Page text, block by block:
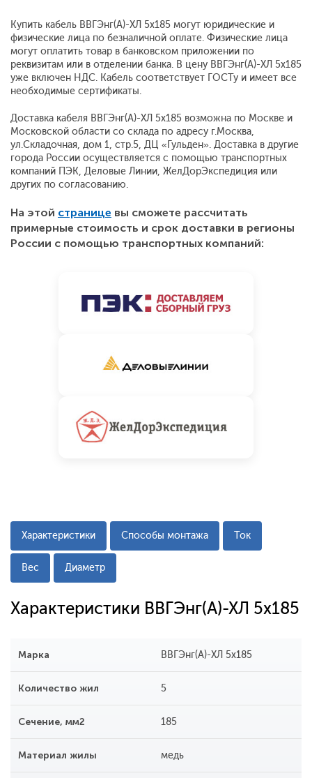
Купить кабель ВВГЭнг(А)-ХЛ 5x185 могут юридические и
физические лица по безналичной оплате. Физические лица
могут оплатить товар в банковском приложении по
реквизитам или в отделении банка. В цену ВВГЭнг(А)-ХЛ 5x185
уже включен НДС. Кабель соответствует ГОСТу и имеет все
необходимые сертификаты.
Доставка кабеля ВВГЭнг(А)-ХЛ 5x185 возможна по Москве и
Московской области со склада по адресу г.Москва,
ул.Складочная, дом 1, стр.5, ДЦ «Гульден». Доставка в другие
города России осуществляется с помощью транспортных
компаний ПЭК, Деловые Линии, ЖелДорЭкспедиция или
других по согласованию.
На этой странице вы сможете рассчитать
примерные стоимость и срок доставки в регионы
России с помощью транспортных компаний:
Характеристики Способы монтажа Ток
Вес Диаметр
Характеристики ВВГЭнг(А)-ХЛ 5x185
Марка ВВГЭнг(А)-ХЛ 5x185
Количество жил 5
Сечение, мм2 185
Материал жилы медь